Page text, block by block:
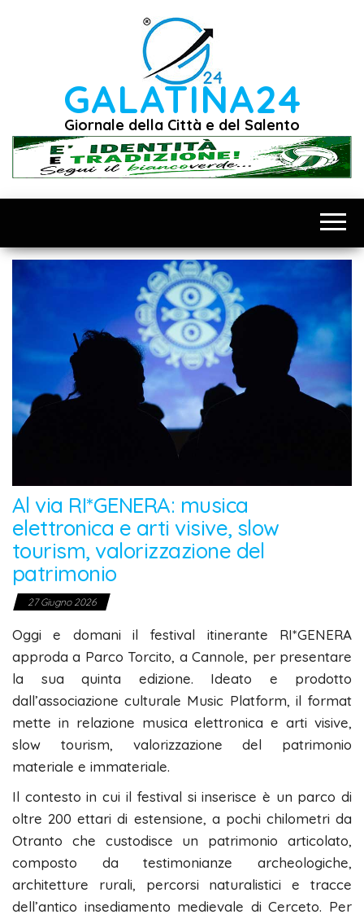
GALATINA24
Giornale della Città e del Salento
Al via RI*GENERA: musica
elettronica e arti visive, slow
tourism, valorizzazione del
patrimonio
27 Giugno 2026
Oggi e domani il festival itinerante RI*GENERA
approda a Parco Torcito, a Cannole, per presentare
la sua quinta edizione. Ideato e prodotto
dall’associazione culturale Music Platform, il format
mette in relazione musica elettronica e arti visive,
slow tourism, valorizzazione del patrimonio
materiale e immateriale.
Il contesto in cui il festival si inserisce è un parco di
oltre 200 ettari di estensione, a pochi chilometri da
Otranto che custodisce un patrimonio articolato,
composto da testimonianze archeologiche,
architetture rurali, percorsi naturalistici e tracce
dell’antico insediamento medievale di Cerceto. Per